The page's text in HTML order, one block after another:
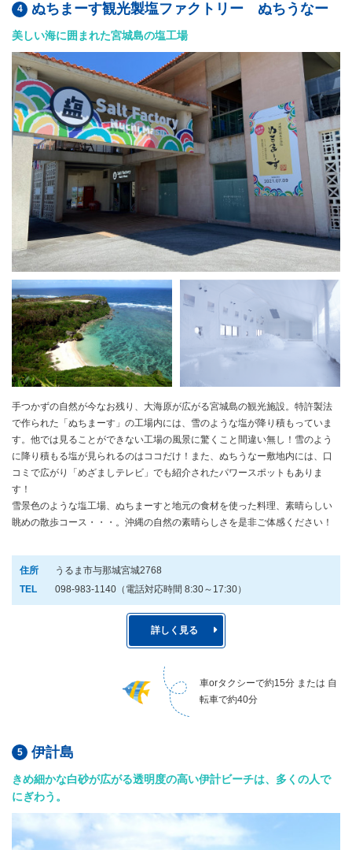
ぬちまーす観光製塩ファクトリー ぬちうなー
美しい海に囲まれた宮城島の塩工場
手つかずの自然が今なお残り、大海原が広がる宮城島の観光施設。特許製法
で作られた「ぬちまーす」の工場内には、雪のような塩が降り積もっていま
す。他では見ることができない工場の風景に驚くこと間違い無し！雪のよう
に降り積もる塩が見られるのはココだけ！また、ぬちうなー敷地内には、口
コミで広がり「めざましテレビ」でも紹介されたパワースポットもありま
す！
雪景色のような塩工場、ぬちまーすと地元の食材を使った料理、素晴らしい
眺めの散歩コース・・・。沖縄の自然の素晴らしさを是非ご体感ください！
住所
うるま市与那城宮城2768
TEL
098-983-1140（電話対応時間 8:30～17:30）
詳しく見る
車orタクシーで約15分 または 自
転車で約40分
伊計島
きめ細かな白砂が広がる透明度の高い伊計ビーチは、多くの人で
にぎわう。